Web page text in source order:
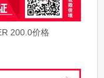
200.0价格